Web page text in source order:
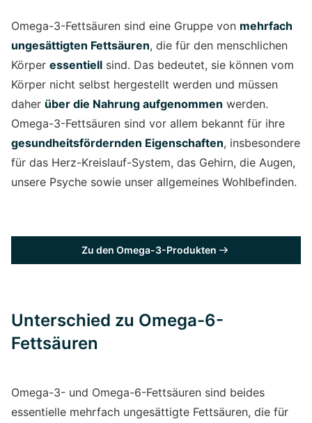
Omega-3-Fettsäuren sind eine Gruppe von mehrfach
ungesättigten Fettsäuren, die für den menschlichen
Körper essentiell sind. Das bedeutet, sie können vom
Körper nicht selbst hergestellt werden und müssen
daher über die Nahrung aufgenommen werden.
Omega-3-Fettsäuren sind vor allem bekannt für ihre
gesundheitsfördernden Eigenschaften, insbesondere
für das Herz-Kreislauf-System, das Gehirn, die Augen,
unsere Psyche sowie unser allgemeines Wohlbefinden.
Zu den Omega-3-Produkten
Unterschied zu Omega-6-
Fettsäuren
Omega-3- und Omega-6-Fettsäuren sind beides
essentielle mehrfach ungesättigte Fettsäuren, die für